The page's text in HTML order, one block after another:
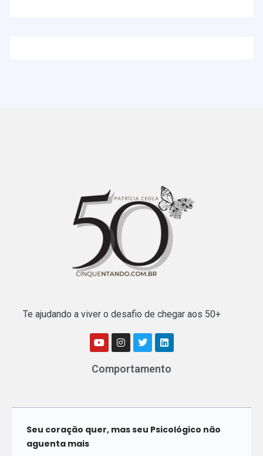
Te ajudando a viver o desafio de chegar aos 50+
Comportamento
Seu coração quer, mas seu Psicológico não
aguenta mais